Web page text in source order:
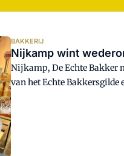
BAKKERIJ
Nijkamp wint
Nijkamp, De Echte Bakker
van het Echte Bakkersgilde